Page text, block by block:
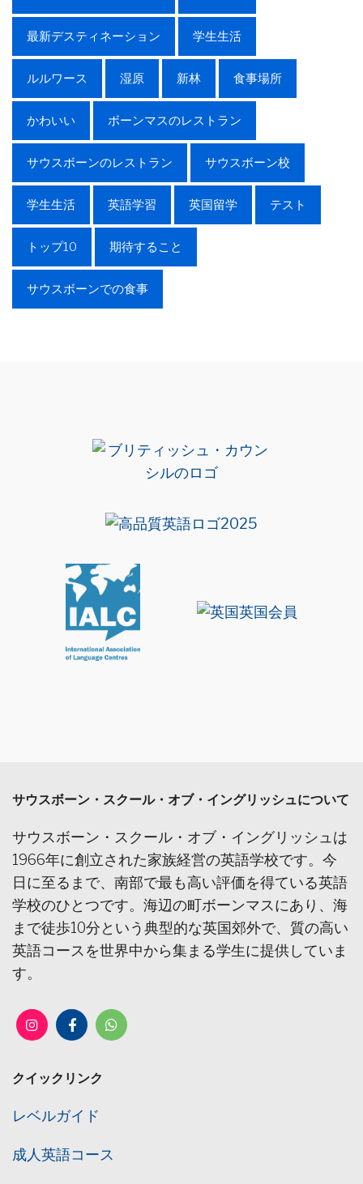
最新デスティネーション 学生生活
ルルワース 湿原 新林 食事場所
かわいい ボーンマスのレストラン
サウスボーンのレストラン サウスボーン校
学生生活 英語学習 英国留学 テスト
トップ10 期待すること
サウスボーンでの食事
サウスボーン・スクール・オブ・イングリッシュについて
サウスボーン・スクール・オブ・イングリッシュは
1966年に創立された家族経営の英語学校です。今
日に至るまで、南部で最も高い評価を得ている英語
学校のひとつです。海辺の町ボーンマスにあり、海
まで徒歩10分という典型的な英国郊外で、質の高い
英語コースを世界中から集まる学生に提供していま
す。
クイックリンク
レベルガイド
成人英語コース